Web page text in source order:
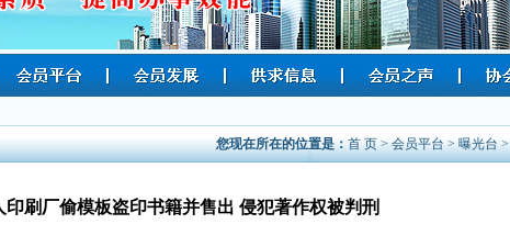
您现在所在的位置是：首 页 > 会员平台 > 曝光台 >
印刷厂偷模板盗印书籍并售出 侵犯著作权被判刑